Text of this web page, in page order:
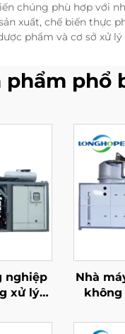
chúng phù hợp với
xuất, chế biến thực
phẩm và cơ sở xử
phẩm phổ
nghiệp
xử lý
Nhà
không